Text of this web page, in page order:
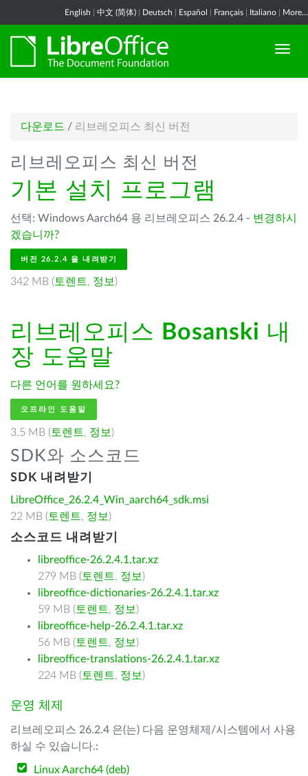
English 中文 (简体) Deutsch Español Français Italiano More...
다운로드 / 리브레오피스 최신 버전
리브레오피스 최신 버전
기본 설치 프로그램
선택: Windows Aarch64 용 리브레오피스 26.2.4 - 변경하시
겠습니까?
버전 26.2.4 을 내려받기
342 MB ( 토렌트, 정보 )
리브레오피스 Bosanski 내
장 도움말
다른 언어를 원하세요?
오프라인 도움말
3.5 MB ( 토렌트, 정보 )
SDK와 소스코드
SDK 내려받기
LibreOffice_26.2.4_Win_aarch64_sdk.msi
22 MB ( 토렌트, 정보 )
소스코드 내려받기
libreoffice-26.2.4.1.tar.xz
279 MB ( 토렌트, 정보 )
libreoffice-dictionaries-26.2.4.1.tar.xz
59 MB ( 토렌트, 정보 )
libreoffice-help-26.2.4.1.tar.xz
56 MB ( 토렌트, 정보 )
libreoffice-translations-26.2.4.1.tar.xz
224 MB ( 토렌트, 정보 )
운영 체제
리브레오피스 26.2.4 은(는) 다음 운영체제/시스템에서 사용
하실 수 있습니다.:
Linux Aarch64 (deb)